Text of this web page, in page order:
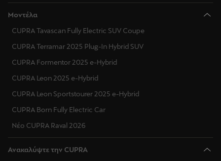
Μοντέλα
CUPRA Tavascan Fully Electric SUV Coupe
CUPRA Terramar 2025 Plug-In Hybrid SUV
CUPRA Formentor 2025 e-Hybrid
CUPRA Leon 2025 e-Hybrid
CUPRA Leon Sportstourer 2025 e-Hybrid
CUPRA Born Fully Electric Car
Νέο CUPRA Raval 2026
Ανακαλύψτε την CUPRA